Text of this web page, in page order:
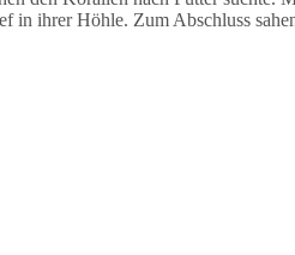
in ihrer Höhle. Zum Abschluss